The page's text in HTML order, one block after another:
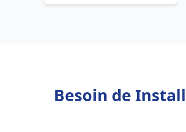
Besoin de